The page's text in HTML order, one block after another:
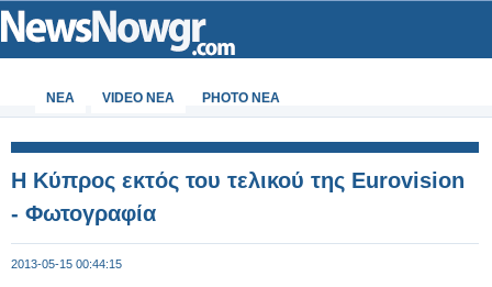
ΝΕΑ VIDEO NEA PHOTO NEA
Η Κύπρος εκτός του τελικού της Eurovision
- Φωτογραφία
2013-05-15 00:44:15